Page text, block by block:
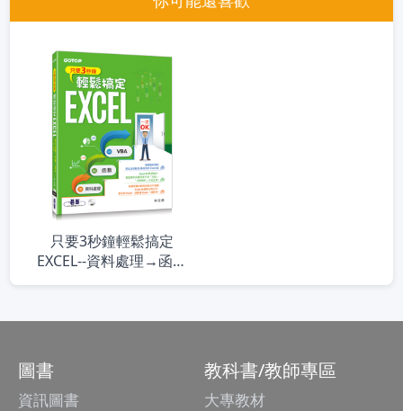
只要3秒鐘輕鬆搞定
EXCEL--資料處理→函數
→VBA一次OK(附贈影音教
圖書
資訊圖書
教科書/教師專區
大專教材